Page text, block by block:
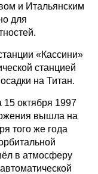
и Итальянским
для
«Кассини»
станцией
на Титан.
октября 1997
вышла на
того же года
в атмосферу